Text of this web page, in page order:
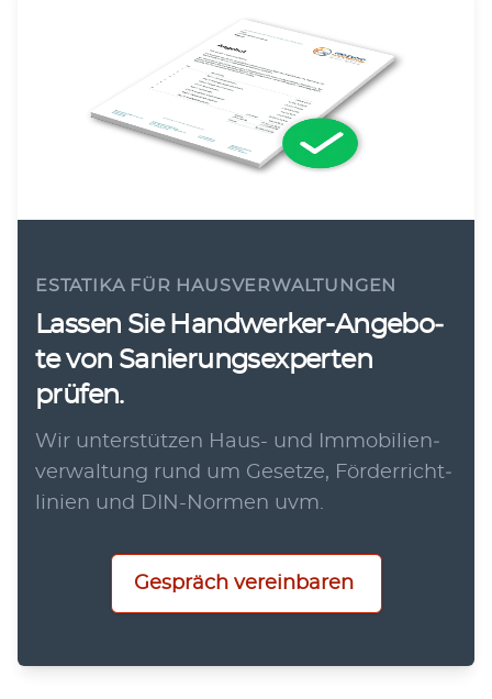
ESTATIKA FÜR HAUSVERWALTUNGEN
Las­sen Sie Hand­wer­ker-Ange­bo­
te von Sanie­rungs­exper­ten
prüfen.
Wir unter­stüt­zen Haus- und Immo­bi­li­en­
ver­wal­tung rund um Geset­ze, För­der­richt­
li­ni­en und DIN-Nor­men uvm.
Gespräch vereinbaren